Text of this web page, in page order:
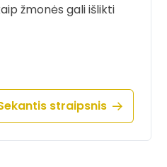
žmonės gali išlikti
straipsnis